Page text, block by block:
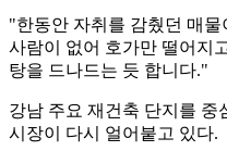
"한동안 자취를 감췄던 매
사람이 없어 호가만 떨어지
탕을 드나드는 듯 합니다."
강남 주요 재건축 단지를 중
시장이 다시 얼어붙고 있다.